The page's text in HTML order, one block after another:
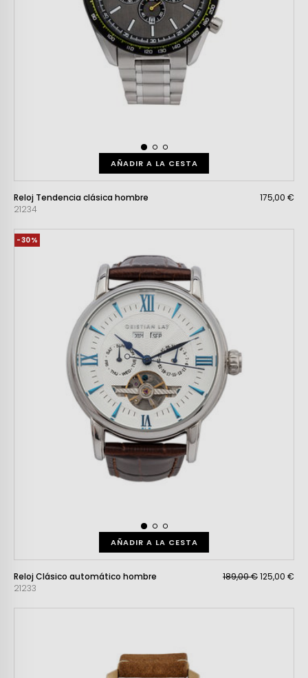
AÑADIR A LA CESTA
Reloj Tendencia clásica hombre
21234
175,00 €
-30%
AÑADIR A LA CESTA
Reloj Clásico automático hombre
21233
189,00 €125,00 €